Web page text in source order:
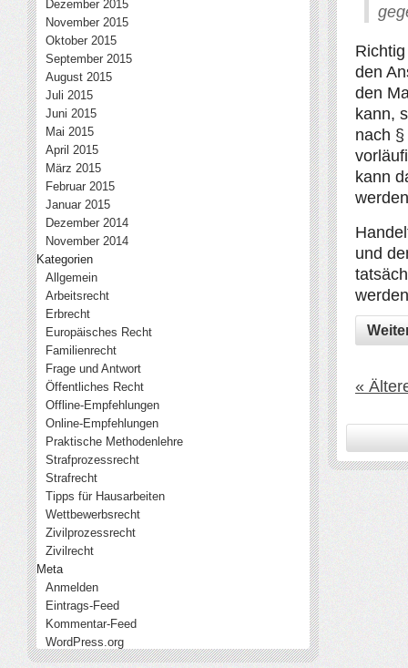
den
den
kann,
nach
kann
und
«
Dezember 2015
November 2015
Oktober 2015
September 2015
August 2015
Juli 2015
Juni 2015
Mai 2015
April 2015
März 2015
Februar 2015
Januar 2015
Dezember 2014
November 2014
Kategorien
Allgemein
Arbeitsrecht
Erbrecht
Europäisches Recht
Familienrecht
Frage und Antwort
Öffentliches Recht
Offline-Empfehlungen
Online-Empfehlungen
Praktische Methodenlehre
Strafprozessrecht
Strafrecht
Tipps für Hausarbeiten
Wettbewerbsrecht
Zivilprozessrecht
Zivilrecht
Meta
Anmelden
Eintrags-Feed
Kommentar-Feed
WordPress.org